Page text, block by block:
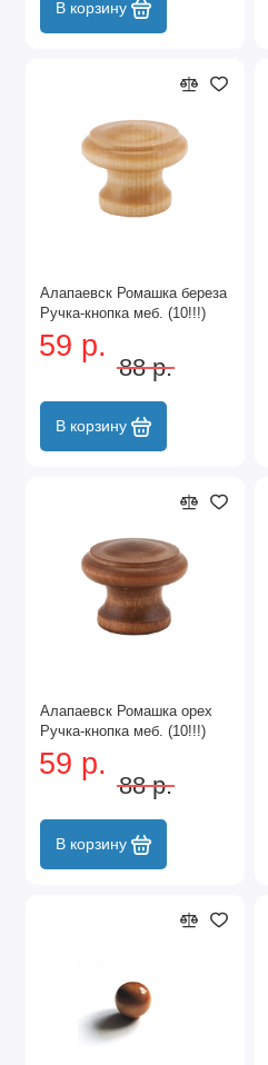
В корзину
Алапаевск Ромашка береза
Ручка-кнопка меб. (10!!!)
59 р.
88 р.
В корзину
Алапаевск Ромашка орех
Ручка-кнопка меб. (10!!!)
59 р.
88 р.
В корзину